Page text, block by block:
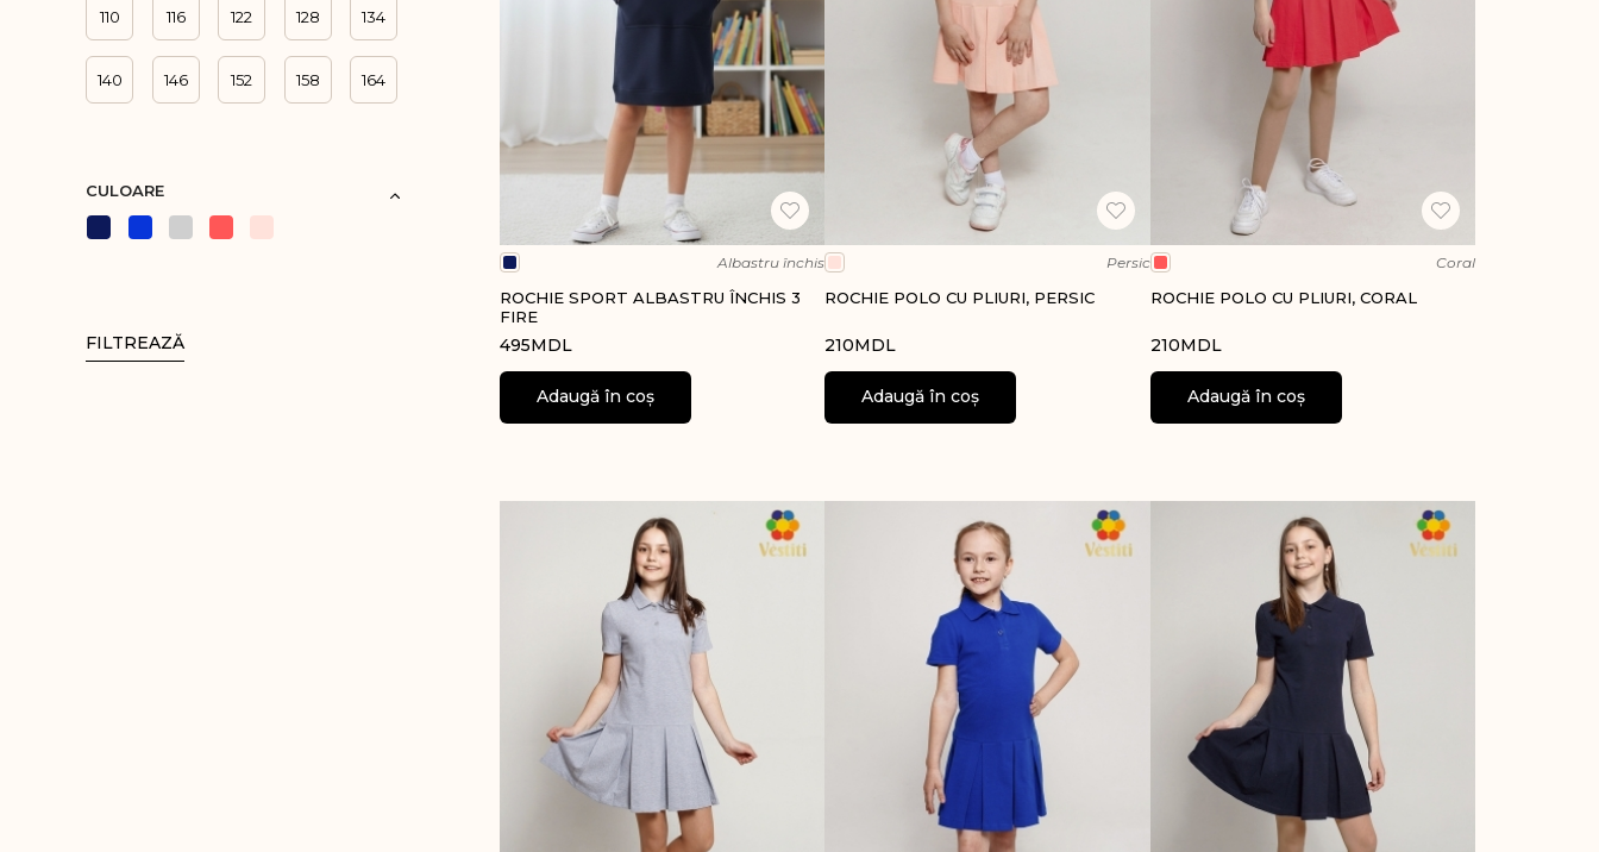
Sarafane
Bretele late cu volan
Bluze cu nasturi
Fuste și Pantaloni
Costume sportive
Rochii polo
Rochii elegante
Malete
Treninguri
Pantaloni de sport
Hanorace cu glugă
Hanorace fără glugă
Bluze cu nasturi
Treninguri
Pantaloni de sport
Hanorace
Rochii
110 116 122 128 134
140 146 152 158 164
CULOARE
FILTREAZĂ
Albastru închis
ROCHIE SPORT ALBASTRU ÎNCHIS 3
FIRE
495MDL
Adaugă în coș
Persic
ROCHIE POLO CU PLIURI, PERSIC
210MDL
Adaugă în coș
Coral
ROCHIE POLO CU PLIURI, CORAL
210MDL
Adaugă în coș